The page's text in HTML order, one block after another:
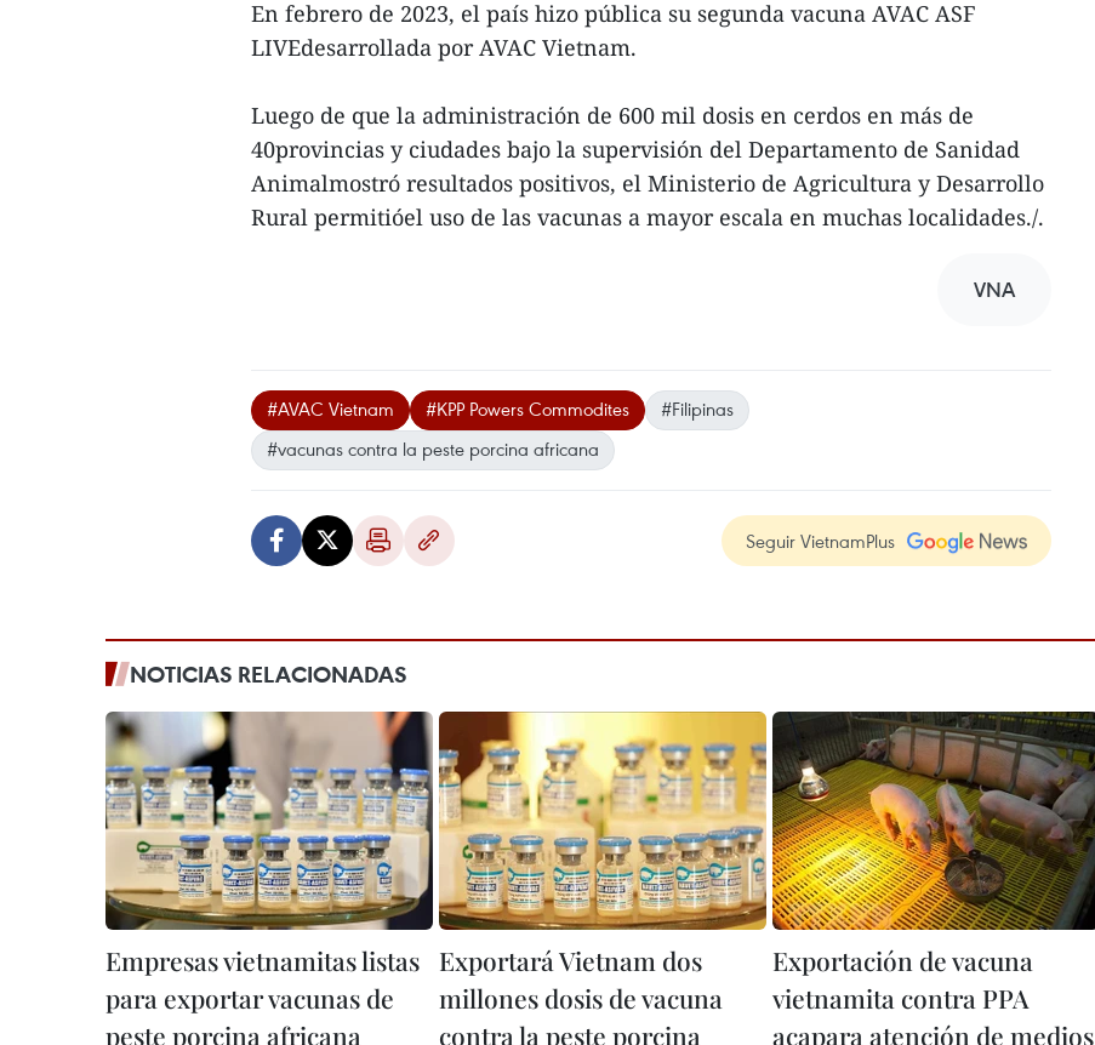
En febrero de 2023, el país hizo pública su segunda vacuna AVAC ASF
LIVEdesarrollada por AVAC Vietnam.
Luego de que la administración de 600 mil dosis en cerdos en más de
40provincias y ciudades bajo la supervisión del Departamento de Sanidad
Animalmostró resultados positivos, el Ministerio de Agricultura y Desarrollo
Rural permitióel uso de las vacunas a mayor escala en muchas localidades./.
VNA
#AVAC Vietnam #KPP Powers Commodites
#Filipinas
#vacunas contra la peste porcina africana
Seguir VietnamPlus
NOTICIAS RELACIONADAS
Empresas vietnamitas listas
para exportar vacunas de
peste porcina africana
Exportará Vietnam dos
millones dosis de vacuna
contra la peste porcina
Exportación de vacuna
vietnamita contra PPA
acapara atención de medios